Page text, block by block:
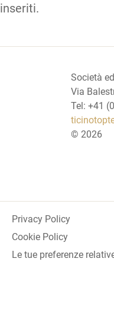
inseriti.
Società
Via
Tel: +41
© 2026
Privacy Policy
Cookie Policy
Le tue preferenze